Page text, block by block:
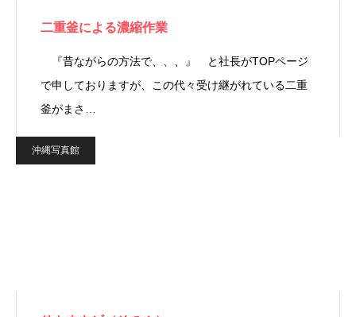
二重釜による濃縮作業
『昔ながらの方法で、、、』 と社長がTOPページ
で申しておりますが、この代々受け継がれている二重
釜がまさ…
沖縄写真館